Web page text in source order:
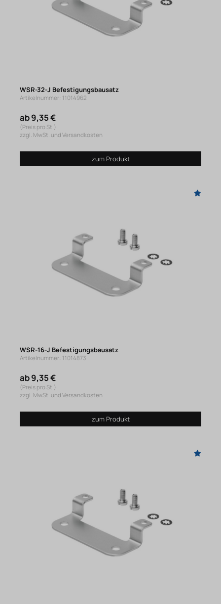
WSR-32-J Befestigungsbausatz
Artikelnummer: 11014962
ab 9,35 €
(Preis pro St.)
zzgl. MwSt. und Versandkosten
zum Produkt
WSR-16-J Befestigungsbausatz
Artikelnummer: 11014873
ab 9,35 €
(Preis pro St.)
zzgl. MwSt. und Versandkosten
zum Produkt